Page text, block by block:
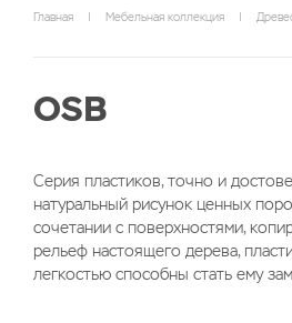
Главная Мебельная коллекция
OSB
Серия пластиков, точно и
натуральный рисунок ценных
сочетании с поверхностями,
рельеф настоящего дерева,
легкостью способны стать ему